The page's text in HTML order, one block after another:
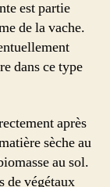
est partie
de la vache.
dans ce type
après
sèche au
au sol.
de végétaux